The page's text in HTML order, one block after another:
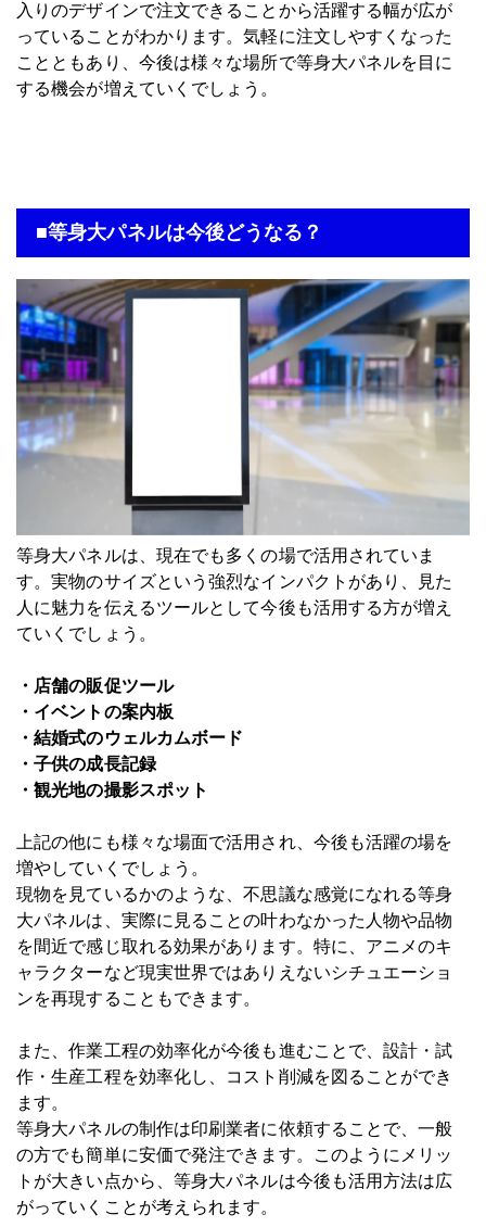
入りのデザインで注文できることから活躍する幅が広が
っていることがわかります。気軽に注文しやすくなった
ことともあり、今後は様々な場所で等身大パネルを目に
する機会が増えていくでしょう。
■等身大パネルは今後どうなる？
等身大パネルは、現在でも多くの場で活用されていま
す。実物のサイズという強烈なインパクトがあり、見た
人に魅力を伝えるツールとして今後も活用する方が増え
ていくでしょう。
・店舗の販促ツール
・イベントの案内板
・結婚式のウェルカムボード
・子供の成長記録
・観光地の撮影スポット
上記の他にも様々な場面で活用され、今後も活躍の場を
増やしていくでしょう。
現物を見ているかのような、不思議な感覚になれる等身
大パネルは、実際に見ることの叶わなかった人物や品物
を間近で感じ取れる効果があります。特に、アニメのキ
ャラクターなど現実世界ではありえないシチュエーショ
ンを再現することもできます。
また、作業工程の効率化が今後も進むことで、設計・試
作・生産工程を効率化し、コスト削減を図ることができ
ます。
等身大パネルの制作は印刷業者に依頼することで、一般
の方でも簡単に安価で発注できます。このようにメリッ
トが大きい点から、等身大パネルは今後も活用方法は広
がっていくことが考えられます。